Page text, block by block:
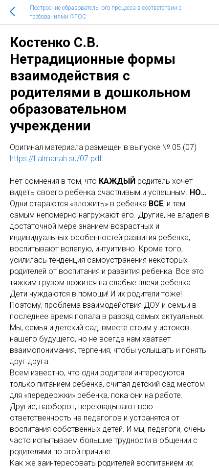
Построение образовательного процесса в соответствии с
требованиями ФГОС
Костенко С.В.
Нетрадиционные формы
взаимодействия с
родителями в дошкольном
образовательном
учреждении
Оригинaл материала размещен в выпуске № 05 (07)
https://f.almanah.su/07.pdf
Нет сомнения в том, что КАЖДЫЙ родитель хочет
видеть своего ребенка счастливым и успешным. НО…
Одни стараются «вложить» в ребенка ВСЕ, и тем
самым непомерно нагружают его. Другие, не владея в
достаточной мере знанием возрастных и
индивидуальных особенностей развития ребенка,
воспитывают вслепую, интуитивно. Кроме того,
усилилась тенденция самоустранения некоторых
родителей от воспитания и развития ребенка. Все это
тяжким грузом ложится на слабые плечи ребенка.
Дети нуждаются в помощи! И их родители тоже!
Поэтому, проблема взаимодействия ДОУ и семьи в
последнее время попала в разряд самых актуальных.
Мы, семья и детский сад, вместе стоим у истоков
нашего будущего, но не всегда нам хватает
взаимопонимания, терпения, чтобы услышать и понять
друг друга.
Всем известно, что одни родители интересуются
только питанием ребенка, считая детский сад местом
для «передержки» ребенка, пока они на работе.
Другие, наоборот, перекладывают всю
ответственность на педагогов и устранятся от
воспитания собственных детей. И мы, педагоги, очень
часто испытываем большие трудности в общении с
родителями по этой причине.
Как же заинтересовать родителей воспитанием их